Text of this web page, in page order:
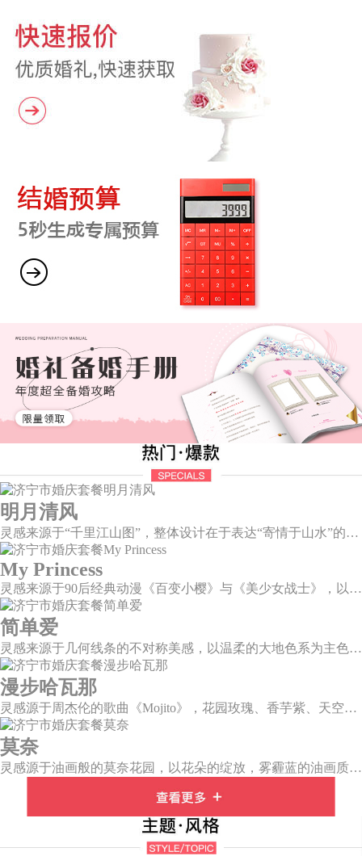
明月清风
灵感来源于“千里江山图”，整体设计在于表达“寄情于山水”的美感，提炼“千里江山图”中自然山水与人文情调，加以现代化轻奢风格元素，打造一场沉浸式新中式风格主题婚礼。
My Princess
灵感来源于90后经典动漫《百变小樱》与《美少女战士》，以柔美梦幻的马卡龙色系为主色调，融合精灵萌宠与星星魔法阵等元素，为遗落凡间的公主搭建一个召唤王子的舞台。
简单爱
灵感来源于几何线条的不对称美感，以温柔的大地色系为主色调，空间上，利用几何线条进行完美切割，配以柔和色系的花艺点缀，构造了一个温馨柔和、清新复古的空间。
漫步哈瓦那
灵感源于周杰伦的歌曲《Mojito》，花园玫瑰、香芋紫、天空蓝等色彩碰撞出的热带风情，在多层次空间下大方异域光彩。因为遇见了爱情，整个世界都变得五彩斑斓。
莫奈
灵感源于油画般的莫奈花园，以花朵的绽放，雾霾蓝的油画质感打造，簇拥着花房的精美花艺点缀。在这幽静美好的方寸之地，浪漫正在生长和蔓延，直至永恒。